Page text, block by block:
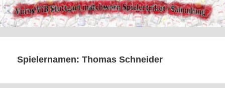
Spielernamen:Thomas Schneider